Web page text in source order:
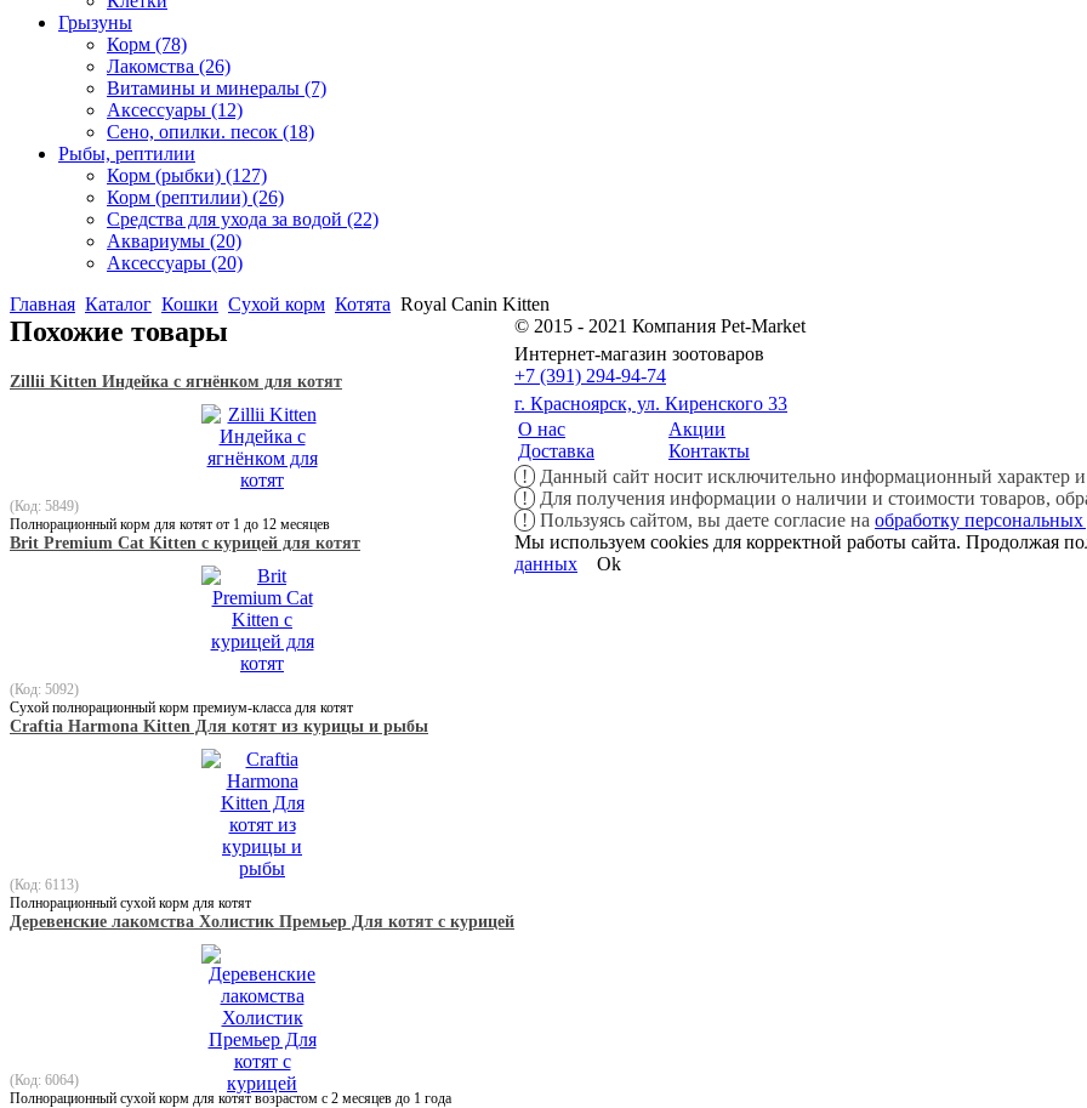
Грызуны
Корм (78)
Лакомства (26)
Витамины и минералы (7)
Аксессуары (12)
Сено, опилки. песок (18)
Рыбы, рептилии
Корм (рыбки) (127)
Корм (рептилии) (26)
Средства для ухода за водой (22)
Аквариумы (20)
Аксессуары (20)
Главная Каталог Кошки Сухой корм Котята Royal Canin Kitten
Похожие товары
Zillii Kitten Индейка с ягнёнком для котят
(Код: 5849)
Полнорационный корм для котят от 1 до 12 месяцев
Brit Premium Cat Kitten с курицей для котят
(Код: 5092)
Сухой полнорационный корм премиум-класса для котят
Craftia Harmona Kitten Для котят из курицы и рыбы
(Код: 6113)
Полнорационный сухой корм для котят
Деревенские лакомства Холистик Премьер Для котят с курицей
(Код: 6064)
Полнорационный сухой корм для котят возрастом с 2 месяцев до 1 года
© 2015 - 2021 Компания Pet-Market
Интернет-магазин зоотоваров
+7 (391) 294-94-74
г. Красноярск, ул. Киренского 33
О нас
Доставка
Акции
Контакты
!
Данный сайт носит исключительно информационный характер
!
Для получения информации о наличии и стоимости товаров,
!
Пользуясь сайтом, вы даете согласие на обработку
Мы используем cookies для корректной работы сайта. Продолжая
данных
Ok